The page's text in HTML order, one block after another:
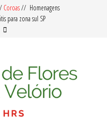
Coroas// Homenagens
para zona sul SP